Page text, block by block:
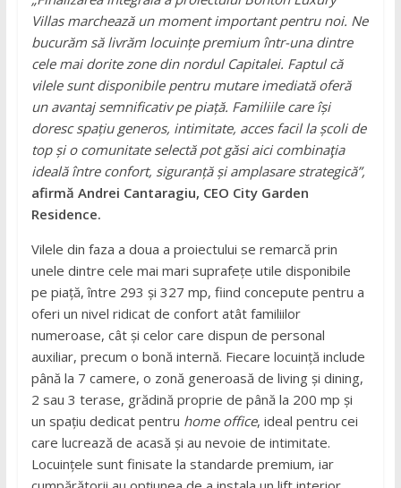
Villas marchează un moment important pentru noi. Ne
bucurăm să livrăm locuințe premium într-una dintre
cele mai dorite zone din nordul Capitalei. Faptul că
vilele sunt disponibile pentru mutare imediată oferă
un avantaj semnificativ pe piață. Familiile care își
doresc spațiu generos, intimitate, acces facil la școli de
top și o comunitate selectă pot găsi aici combinaţia
ideală între confort, siguranță și amplasare strategică”,
afirmă Andrei Cantaragiu, CEO City Garden
Residence.
Vilele din faza a doua a proiectului se remarcă prin
unele dintre cele mai mari suprafețe utile disponibile
pe piață, între 293 și 327 mp, fiind concepute pentru a
oferi un nivel ridicat de confort atât familiilor
numeroase, cât și celor care dispun de personal
auxiliar, precum o bonă internă. Fiecare locuință include
până la 7 camere, o zonă generoasă de living și dining,
2 sau 3 terase, grădină proprie de până la 200 mp și
un spațiu dedicat pentru home office, ideal pentru cei
care lucrează de acasă și au nevoie de intimitate.
Locuințele sunt finisate la standarde premium, iar